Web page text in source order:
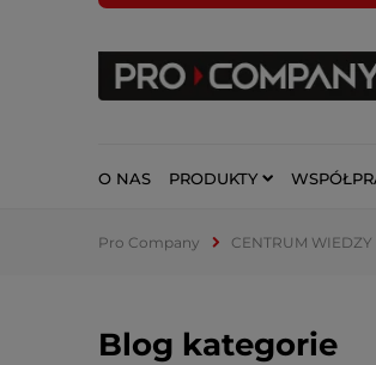
O NAS PRODUKTY
Pro Company CENTRUM WIEDZY
Blog kategorie